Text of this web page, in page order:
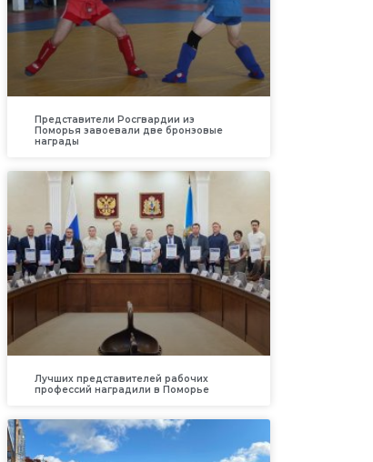
Представители Росгвардии из
Поморья завоевали две бронзовые
награды
Лучших представителей рабочих
профессий наградили в Поморье